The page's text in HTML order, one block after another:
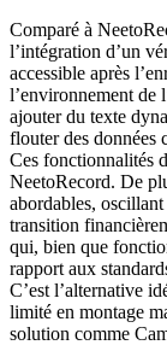
Comparé à
l’intégration d’un
accessible après
l’environnement de
ajouter du texte
flouter des données
Ces fonctionnalités
NeetoRecord. De
abordables,
transition
qui, bien que
rapport aux
C’est l’alternative
limité en montage
solution comme